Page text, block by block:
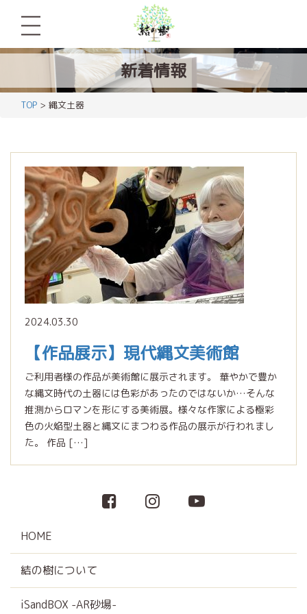
新着情報
TOP > 縄文土器
2024.03.30
【作品展示】現代縄文美術館
ご利用者様の作品が美術館に展示されます。 華やかで豊か
な縄文時代の土器には色彩があったのではないか…そんな
推測からロマンを形にする美術展。様々な作家による極彩
色の火焔型土器と縄文にまつわる作品の展示が行われまし
た。 作品 […]
HOME
結の樹について
iSandBOX -AR砂場-